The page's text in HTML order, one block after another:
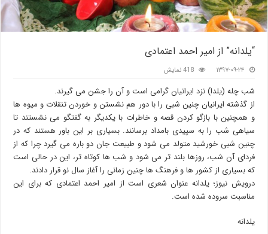
“یلدانه” از امیر احمد اعتمادی
۱۳۹۷-۰۹-۲۴ 418 نمایش
شب چله (یلدا) نزد ایرانیان گرامی است و آن را جشن می گیرند.
از گذشته ایرانیان چنین شبی را با دور هم نشستن و خوردن تنقلات و میوه ها
و همچنین با بازگو کردن قصه و خاطرات با یکدیگر به گفتگو می نشستند تا
سیاهی شب را به سپیدی بامداد برسانند. بسیاری بر این باور هستند که در
چنین شبی خورشید متولد می شود و طبیعت جان دو باره می گیرد چرا که از
فردای آن شب، روزها بلند تر می شود و شب ها کوتاه تر، این در حالی است
که بسیاری از کشور ها و فرهنگ ها چنین زمانی را آغاز سال نو قرار دادند.
درویش نیوز؛ یلدانه عنوان شعری است از امیر احمد اعتمادی که برای این
مناسبت سروده شده است.
یلدانه